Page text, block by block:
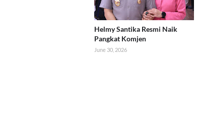
Helmy Santika Resmi Naik
Pangkat Komjen
June 30, 2026